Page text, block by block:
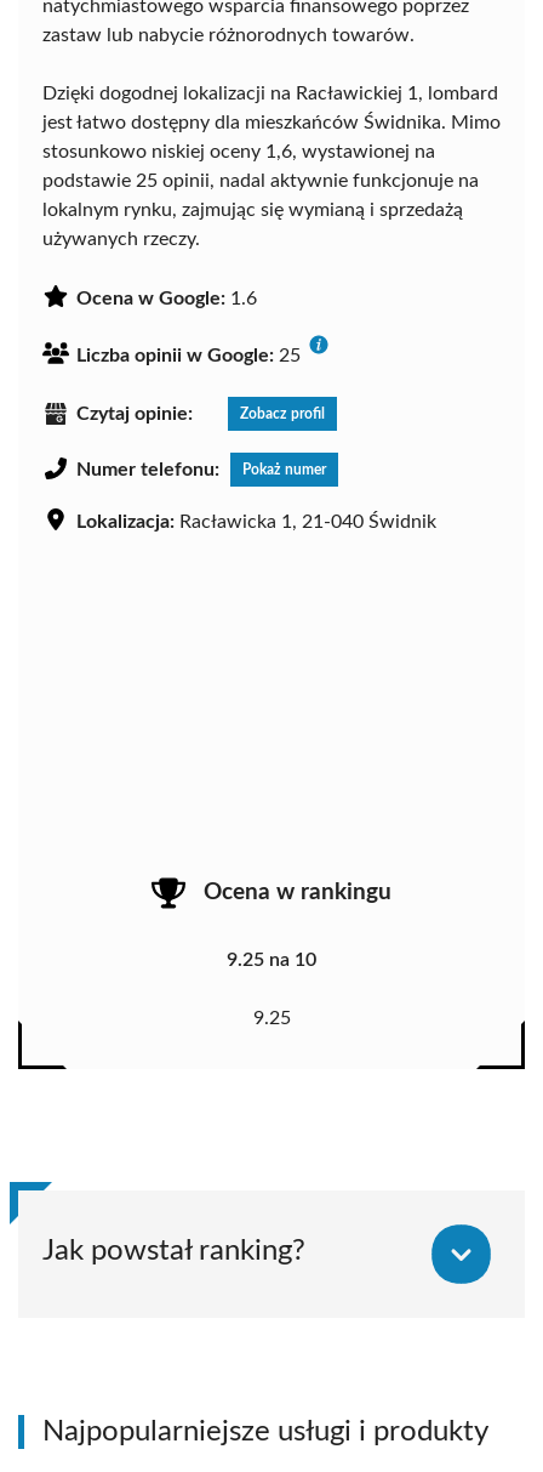
natychmiastowego wsparcia finansowego poprzez
zastaw lub nabycie różnorodnych towarów.
Dzięki dogodnej lokalizacji na Racławickiej 1, lombard
jest łatwo dostępny dla mieszkańców Świdnika. Mimo
stosunkowo niskiej oceny 1,6, wystawionej na
podstawie 25 opinii, nadal aktywnie funkcjonuje na
lokalnym rynku, zajmując się wymianą i sprzedażą
używanych rzeczy.
Ocena w Google: 1.6
Liczba opinii w Google: 25
Czytaj opinie: Zobacz profil
Numer telefonu: Pokaż numer
Lokalizacja: Racławicka 1, 21-040 Świdnik
Ocena w rankingu
9.25 na 10
9.25
Jak powstał ranking?
Najpopularniejsze usługi i produkty